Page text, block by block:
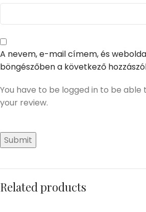
A nevem, e-mail címem, és
böngészőben a következő
You have to be logged in to be
your review.
Related products